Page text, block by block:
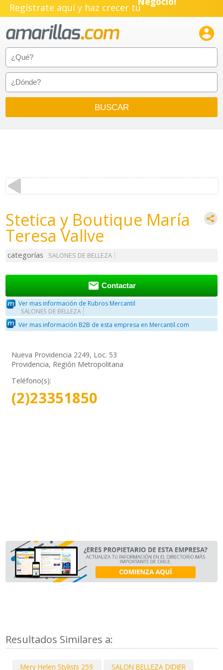
Regístrate aquí y haz crecer tuNegocio!
Emprendimiento!

Stetica y Boutique María
Teresa Vallve
categorías SALONES DE BELLEZA
 Contactar
Ver mas información de Rubros Mercantil
SALONES DE BELLEZA
Ver mas información B2B de esta empresa en Mercantil.com
Nueva Providencia 2249, Loc. 53
Providencia, Región Metropolitana
Teléfono(s):
(2)23351850
Resultados Similares a:
Mery Helen Stylists 259 SALON BELLEZA DIDIER